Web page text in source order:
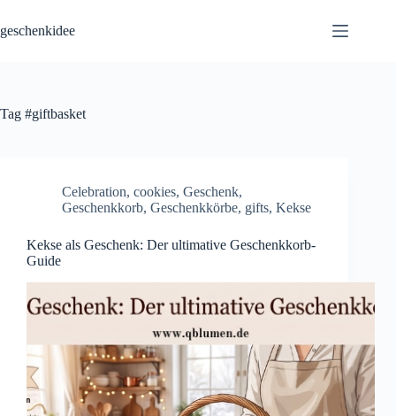
content
geschenkidee
Tag #giftbasket
Celebration, cookies, Geschenk,
Geschenkkorb, Geschenkkörbe, gifts, Kekse
Kekse als Geschenk: Der ultimative Geschenkkorb-
Guide